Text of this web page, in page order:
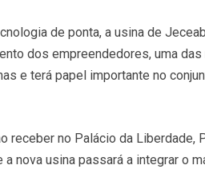
de ponta, a usina de
dos empreendedores, uma
e terá papel importante no
receber no Palácio da Liberdade,
nova usina passará a integrar o